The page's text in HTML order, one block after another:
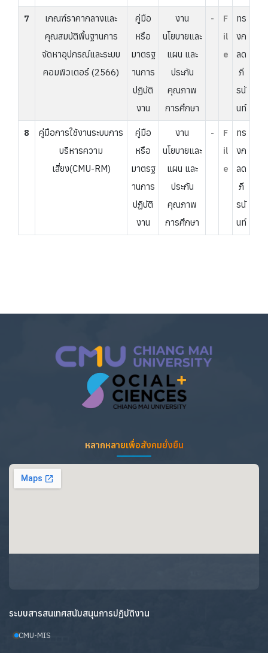
7
เกณฑ์ราคากลางและ
คุณสมบัติพื้นฐานการ
จัดหาอุปกรณ์และระบบ
คอมพิวเตอร์ (2566)
คู่มือ
หรือ
มาตรฐ
านการ
ปฏิบัติ
งาน
งาน
นโยบายและ
แผน และ
ประกัน
คุณภาพ
การศึกษา
-
F
il
e
ทร
งก
ลด
ภี
รนั
นท์
8
คู่มือการใช้งานระบบการ
บริหารความ
เสี่ยง(CMU-RM)
คู่มือ
หรือ
มาตรฐ
านการ
ปฏิบัติ
งาน
งาน
นโยบายและ
แผน และ
ประกัน
คุณภาพ
การศึกษา
-
F
il
e
ทร
งก
ลด
ภี
รนั
นท์
หลากหลายเพื่อสังคมยั่งยืน
ระบบสารสนเทศสนับสนุนการปฏิบัติงาน
CMU-MIS